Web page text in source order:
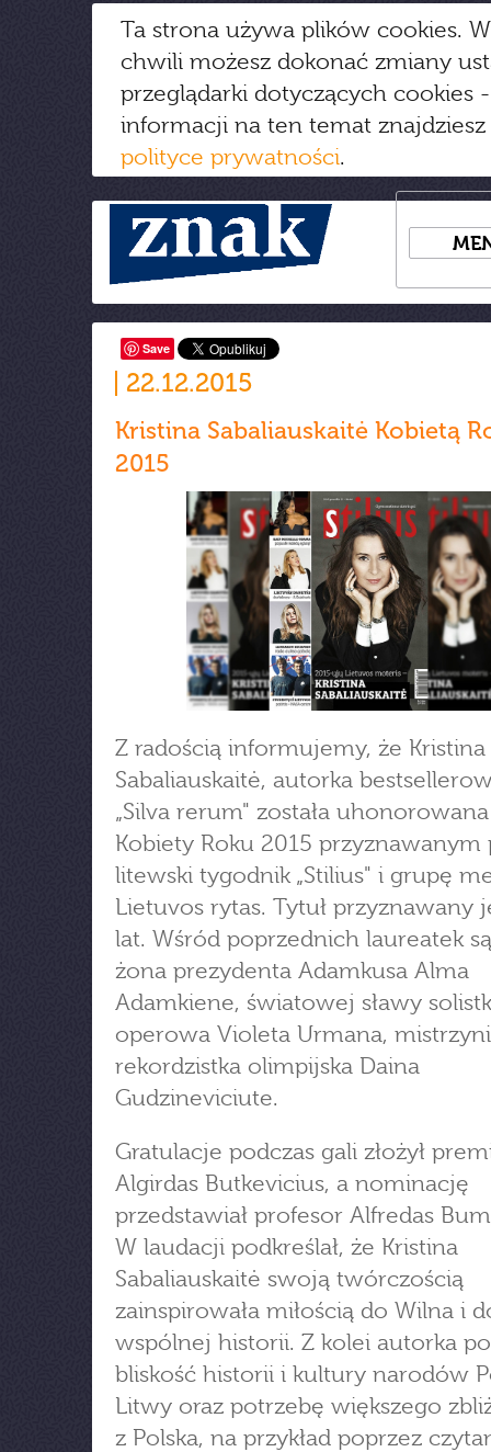
Ta strona używa plików cookies.
chwili możesz dokonać zmiany
przeglądarki dotyczących cookies
informacji na ten temat
polityce prywatności.
Save
22.12.2015
Kristina Sabaliauskaitė Kobietą
2015
Z radością informujemy, że Kristina
Sabaliauskaitė, autorka
„Silva rerum" została
Kobiety Roku 2015 przyznawanym
litewski tygodnik „Stilius" i grupę
Lietuvos rytas. Tytuł przyznawany
lat. Wśród poprzednich laureatek
żona prezydenta Adamkusa Alma
Adamkiene, światowej sławy
operowa Violeta Urmana,
rekordzistka olimpijska Daina
Gudzineviciute.
Gratulacje podczas gali złożył
Algirdas Butkevicius, a nominację
przedstawiał profesor Alfredas
W laudacji podkreślał, że Kristina
Sabaliauskaitė swoją twórczością
zainspirowała miłością do Wilna i
wspólnej historii. Z kolei autorka
bliskość historii i kultury narodów
Litwy oraz potrzebę większego
z Polska, na przykład poprzez